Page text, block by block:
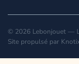
© 2026 Lebonjouet —
Site propulsé par